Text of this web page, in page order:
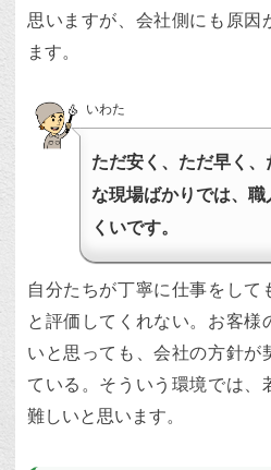
思いますが、会社側にも原因
ます。
いわた
ただ安く、ただ早く
な現場ばかりでは、
くいです。
自分たちが丁寧に仕事をして
と評価してくれない。お客様
いと思っても、会社の方針が
ている。そういう環境では、
難しいと思います。